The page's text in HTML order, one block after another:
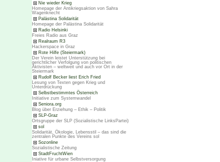
Nie wieder Krieg
Homepage der Antikriegsaktion von Sahra
Wagenknecht
Palästina Solidarität
Homepage der Palästina Solidarität
Radio Helsinki
Freies Radio aus Graz
Realraum R3
Hackerspace in Graz
Rote Hilfe (Steiermark)
Der Verein leistet Unterstützung bei
gerichtlicher Verfolgung von politischen
Aktivisten – weltweit und auch vor Ort in der
Steiermark
Rudolf Becker liest Erich Fried
Lesung von Texten gegen Krieg und
Unterdrückung
Selbstbestimmtes Österreich
Initiative zum Systemwandel
Seniora.org
Blog über Erziehung – Ethik – Politik
SLP-Graz
Ortsgruppe der SLP (Sozialistische LinksPartei)
sol
Solidarität, Ökologie, Lebensstil – das sind die
zentralen Punkte des Vereins sol
Sozonline
Sozialistische Zeitung
StadtFruchtWien
Iniative für urbane Selbstversorgung